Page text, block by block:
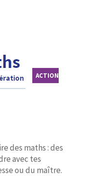
ACTION
des maths : des
avec tes
ou du maître.